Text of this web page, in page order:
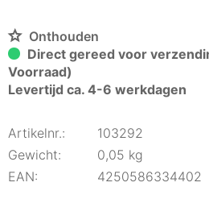
Onthouden
Direct gereed voor
Voorraad)
Levertijd ca. 4-6 werkdagen
Artikelnr.:
103292
Gewicht:
0,05 kg
EAN:
4250586334402